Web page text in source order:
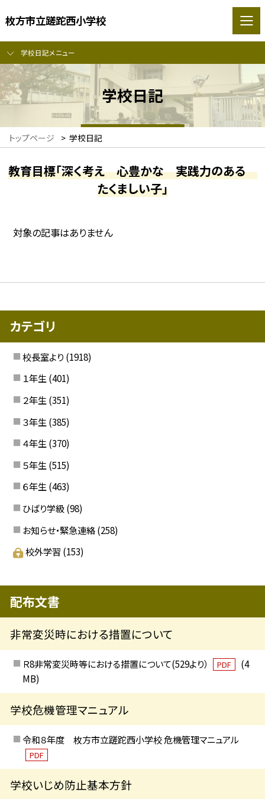
枚方市立蹉跎西小学校
学校日記メニュー
学校日記
トップページ > 学校日記
教育目標「深く考え 心豊かな 実践力のある
たくましい子」
対象の記事はありません
カテゴリ
校長室より (1918)
１年生 (401)
２年生 (351)
３年生 (385)
４年生 (370)
５年生 (515)
６年生 (463)
ひばり学級 (98)
お知らせ・緊急連絡 (258)
校外学習 (153)
配布文書
非常変災時における措置について
Ｒ8非常変災時等における措置について(529より） PDF
(4
MB)
学校危機管理マニュアル
令和８年度 枚方市立蹉跎西小学校 危機管理マニュアル
PDF
学校いじめ防止基本方針